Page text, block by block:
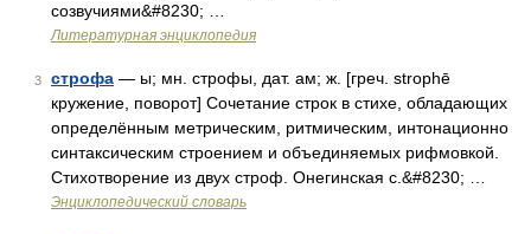
созвучиями&#8230; …
Литературная энциклопедия
3 строфа — ы; мн. строфы, дат. ам; ж. [греч. strophē
кружение, поворот] Сочетание строк в стихе, обладающих
определённым метрическим, ритмическим, интонационно
синтаксическим строением и объединяемых рифмовкой.
Стихотворение из двух строф. Онегинская с.&#8230; …
Энциклопедический словарь